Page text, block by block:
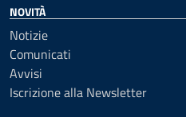
NOVITÀ
Notizie
Comunicati
Avvisi
Iscrizione alla Newsletter